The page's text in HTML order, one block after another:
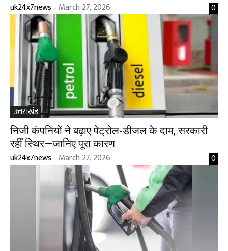
uk24x7news - March 27, 2026 0
उत्तराखंड
निजी कंपनियों ने बढ़ाए पेट्रोल-डीजल के दाम, सरकारी
रहीं स्थिर—जानिए पूरा कारण
uk24x7news - March 27, 2026 0